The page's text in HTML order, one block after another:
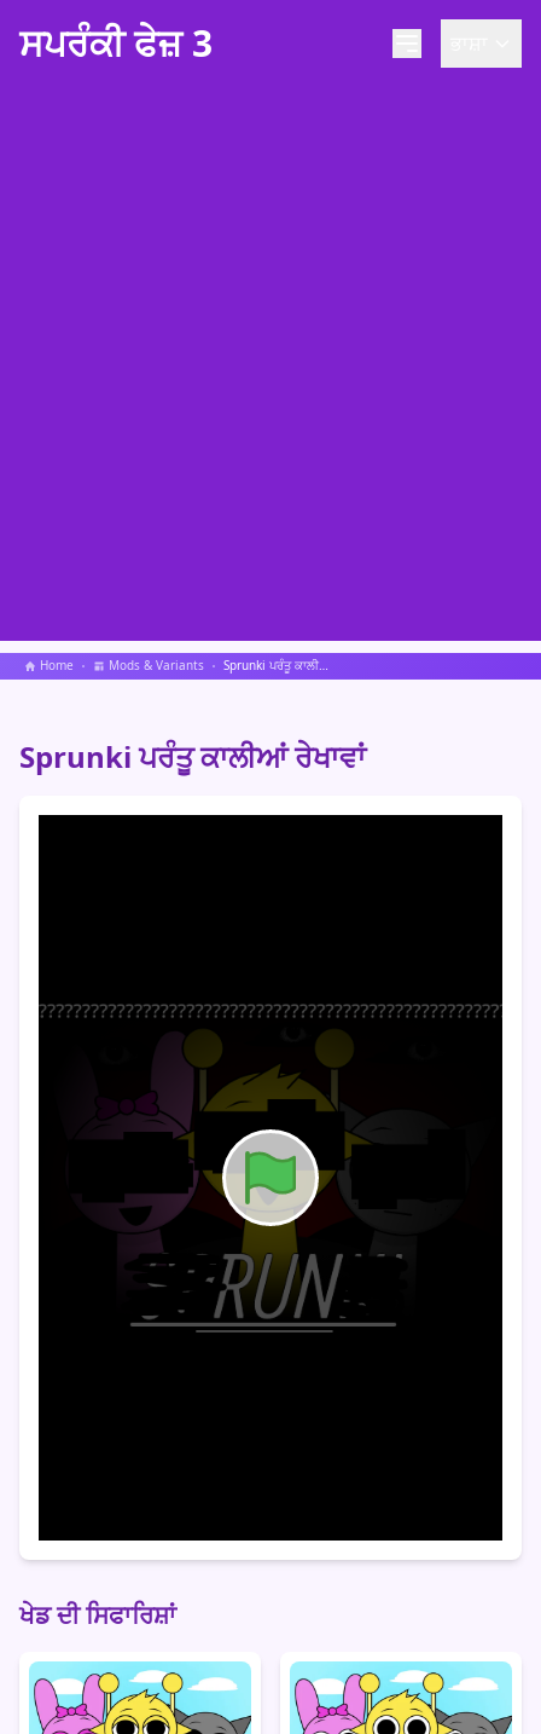
ਸਪਰੰਕੀ ਫੇਜ਼ 3
Home Mods & Variants Sprunki ਪਰੰਤੂ ਕਾਲੀਆਂ ਰੇਖਾਵਾਂ
Sprunki ਪਰੰਤੂ ਕਾਲੀਆਂ ਰੇਖਾਵਾਂ
ਖੇਡ ਦੀ ਸਿਫਾਰਿਸ਼ਾਂ